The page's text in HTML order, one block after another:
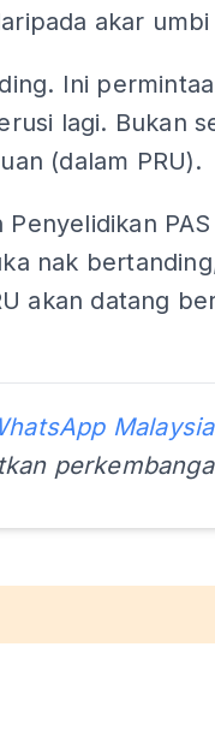
akar
Ini
lagi. Bukan
(dalam PRU).
Penyelidikan
nak
akan datang